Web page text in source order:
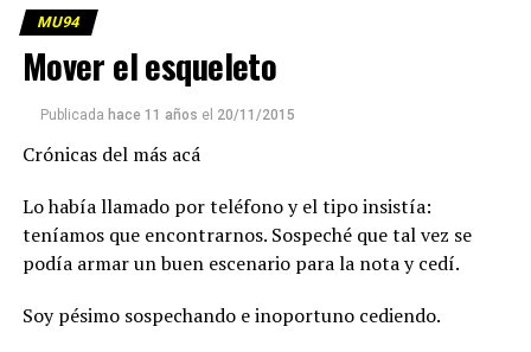
MU94
Mover el esqueleto
Publicada hace 11 años el 20/11/2015
Crónicas del más acá
Lo había llamado por teléfono y el tipo insistía:
teníamos que encontrarnos. Sospeché que tal vez se
podía armar un buen escenario para la nota y cedí.
Soy pésimo sospechando e inoportuno cediendo.